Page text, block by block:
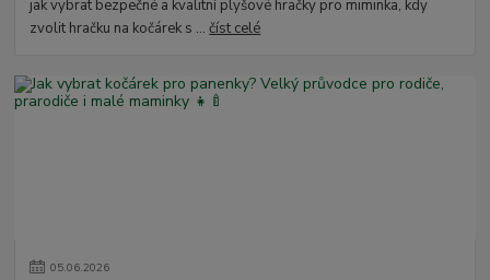
jak vybrat bezpečné a kvalitní plyšové hračky pro miminka, kdy
zvolit hračku na kočárek s ...číst celé
05.06.2026